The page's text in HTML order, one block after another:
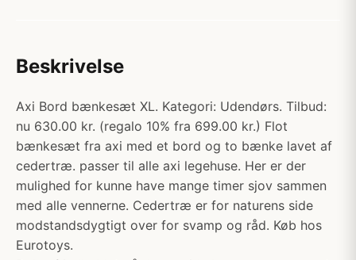
Beskrivelse
Axi Bord bænkesæt XL. Kategori: Udendørs. Tilbud:
nu 630.00 kr. (regalo 10% fra 699.00 kr.) Flot
bænkesæt fra axi med et bord og to bænke lavet af
cedertræ. passer til alle axi legehuse. Her er der
mulighed for kunne have mange timer sjov sammen
med alle vennerne. Cedertræ er for naturens side
modstandsdygtigt over for svamp og råd. Køb hos
Eurotoys.